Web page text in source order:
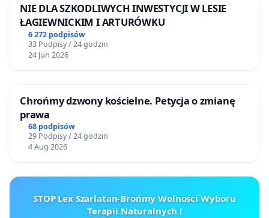
NIE DLA SZKODLIWYCH INWESTYCJI W LESIE
ŁAGIEWNICKIM I ARTURÓWKU
6 272 podpisów
33 Podpisy / 24 godzin
24 Jun 2026
Chrońmy dzwony kościelne. Petycja o zmianę
prawa
68 podpisów
29 Podpisy / 24 godzin
4 Aug 2026
STOP Lex Szarlatan-Brońmy Wolności Wyboru
Terapii Naturalnych !